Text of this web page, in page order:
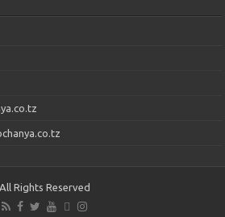
All Rights Reserved